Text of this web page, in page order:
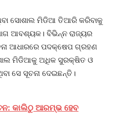
ସୋଶାଲ ମିଡିଆ ତିଆରି କରିବାକୁ
ଆବଶ୍ୟକ। ବିଭିନ୍ନ ରାଜ୍ୟର
ଆଧାରରେ ପଦକ୍ଷେପ ଗ୍ରହଣ
ମିଡିଆକୁ ଅଧିକ ସୁରକ୍ଷିତ ଓ
ସେ ସୂଚନା ଦେଇଛନ୍ତି।
କାଲିଠୁ ଆରମ୍ଭ ହେବ